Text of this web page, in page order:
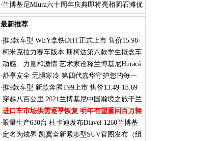
·兰博基尼Miura六十周年庆典即将亮相圆石滩优
最新推荐
·推3款车型 WEY拿铁DHT正式上市 售价15.98-
17.
·柯米克拉力赛车版本 斯柯达第八款学生概念车
·动感、力量和激情 艺术家诠释兰博基尼Huracá
·舒享安全 无惧寒冷 第四代嘉华守护您的每一
次
·推9款车型 新款奔腾T99上市 售价13.49-18.69
·穿越八百公里 2021兰博基尼中国瀚境之旅于兰
·进口车市场供需逐季恢复 明年有望重回百万辆
· 限量生产630台 杜卡迪发布Diavel 1260兰博基
·定名为炫界 凯翼全新紧凑型SUV官图发布（组